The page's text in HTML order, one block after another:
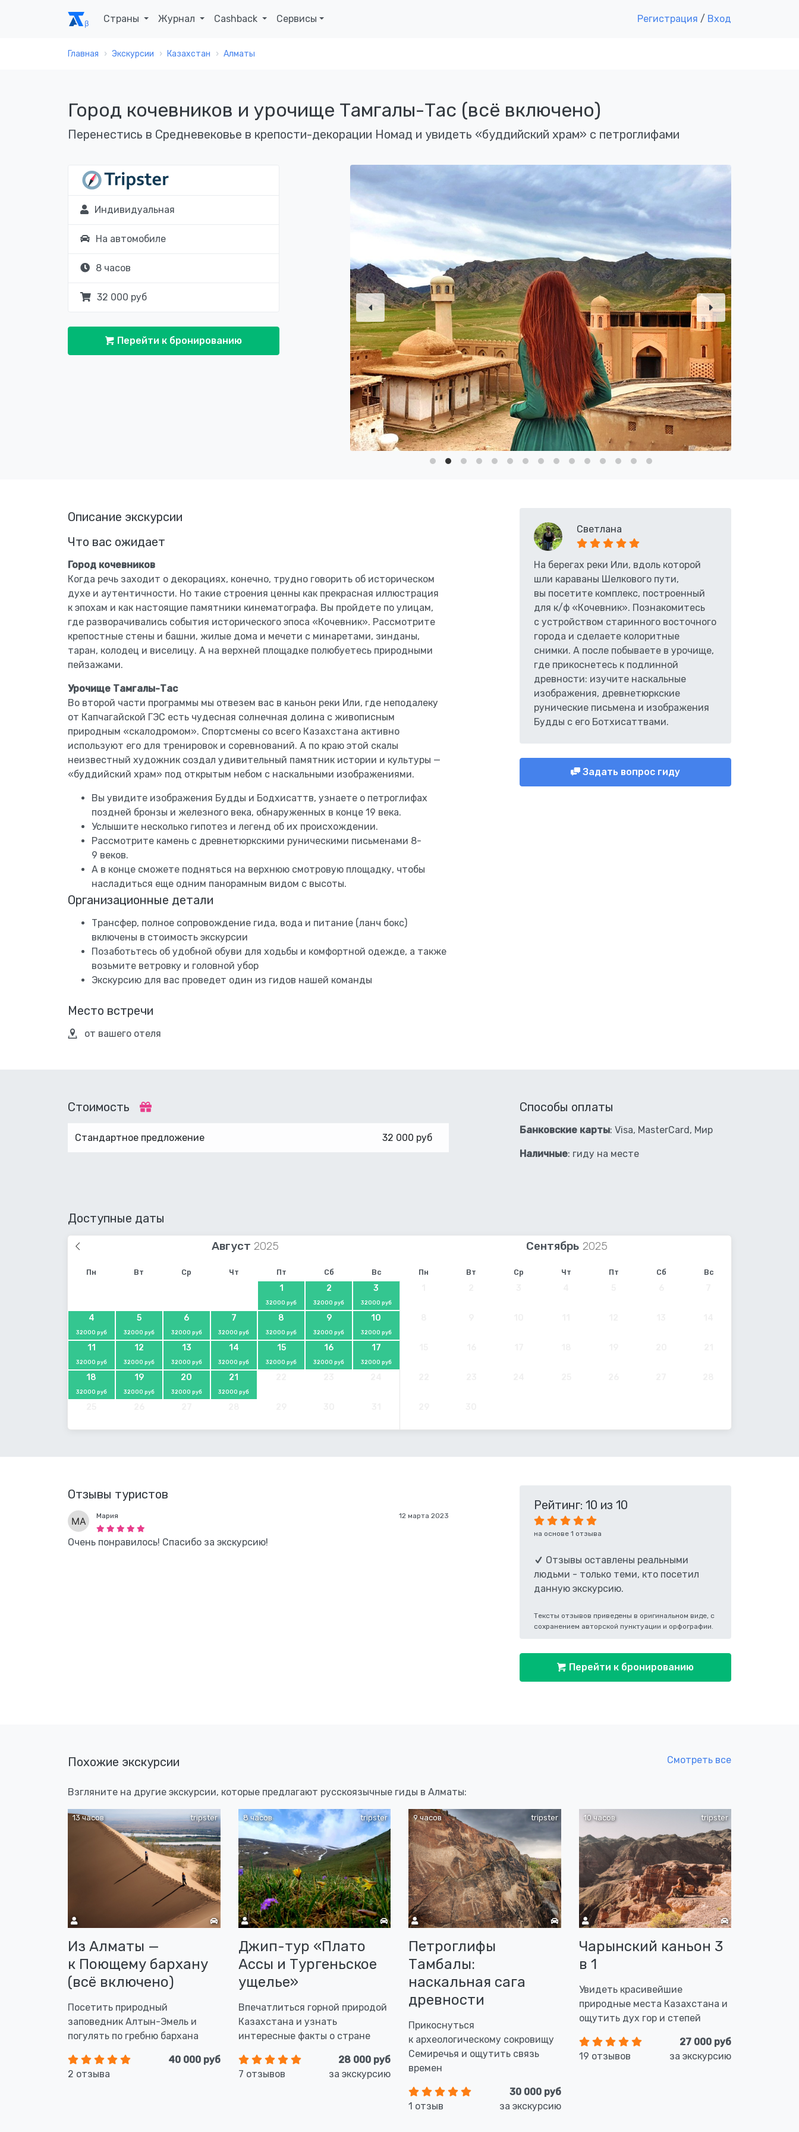
Страны Журнал Cashback Сервисы Регистрация / Вход
Главная Экскурсии Казахстан Алматы
Город кочевников и урочище Тамгалы-Тас (всё включено)
Перенестись в Средневековье в крепости-декорации Номад и увидеть «буддийский храм» с петроглифами
Индивидуальная
На автомобиле
8 часов
32 000 руб
Перейти к бронированию
Описание экскурсии
Что вас ожидает
Город кочевников
Когда речь заходит о декорациях, конечно, трудно говорить об историческом
духе и аутентичности. Но такие строения ценны как прекрасная иллюстрация
к эпохам и как настоящие памятники кинематографа. Вы пройдете по улицам,
где разворачивались события исторического эпоса «Кочевник». Рассмотрите
крепостные стены и башни, жилые дома и мечети с минаретами, зинданы,
таран, колодец и виселицу. А на верхней площадке полюбуетесь природными
пейзажами.
Урочище Тамгалы-Тас
Во второй части программы мы отвезем вас в каньон реки Или, где неподалеку
от Капчагайской ГЭС есть чудесная солнечная долина с живописным
природным «скалодромом». Спортсмены со всего Казахстана активно
используют его для тренировок и соревнований. А по краю этой скалы
неизвестный художник создал удивительный памятник истории и культуры —
«буддийский храм» под открытым небом с наскальными изображениями.
Вы увидите изображения Будды и Бодхисаттв, узнаете о петроглифах
поздней бронзы и железного века, обнаруженных в конце 19 века.
Услышите несколько гипотез и легенд об их происхождении.
Рассмотрите камень с древнетюркскими руническими письменами 8-
9 веков.
А в конце сможете подняться на верхнюю смотровую площадку, чтобы
насладиться еще одним панорамным видом с высоты.
Организационные детали
Трансфер, полное сопровождение гида, вода и питание (ланч бокс)
включены в стоимость экскурсии
Позаботьтесь об удобной обуви для ходьбы и комфортной одежде, а также
возьмите ветровку и головной убор
Экскурсию для вас проведет один из гидов нашей команды
Место встречи
от вашего отеля
Светлана
На берегах реки Или, вдоль которой
шли караваны Шелкового пути,
вы посетите комплекс, построенный
для к/ф «Кочевник». Познакомитесь
с устройством старинного восточного
города и сделаете колоритные
снимки. А после побываете в урочище,
где прикоснетесь к подлинной
древности: изучите наскальные
изображения, древнетюркские
рунические письмена и изображения
Будды с его Ботхисаттвами.
Задать вопрос гиду
Стоимость
Стандартное предложение 32 000 руб
Способы оплаты
Банковские карты: Visa, MasterCard, Мир
Наличные: гиду на месте
Доступные даты
Август Сентябрь
Пн Вт Ср Чт Пт Сб Вс Пн Вт Ср Чт Пт Сб Вс
1
32000 руб
2
32000 руб
3
32000 руб
4
32000 руб
5
32000 руб
6
32000 руб
7
32000 руб
8
32000 руб
9
32000 руб
10
32000 руб
11
32000 руб
12
32000 руб
13
32000 руб
14
32000 руб
15
32000 руб
16
32000 руб
17
32000 руб
18
32000 руб
19
32000 руб
20
32000 руб
21
32000 руб
Отзывы туристов
12 марта 2023
Мария
Очень понравилось! Спасибо за экскурсию!
Рейтинг: 10 из 10
на основе 1 отзыва
Отзывы оставлены реальными
людьми - только теми, кто посетил
данную экскурсию.
Тексты отзывов приведены в оригинальном виде, с
сохранением авторской пунктуации и орфографии.
Перейти к бронированию
Похожие экскурсии Смотреть все
Взгляните на другие экскурсии, которые предлагают русскоязычные гиды в Алматы:
tripster
13 часов
Из Алматы —
к Поющему бархану
(всё включено)
Посетить природный
заповедник Алтын-Эмель и
погулять по гребню бархана
2 отзыва
40 000 руб
tripster
8 часов
Джип-тур «Плато
Ассы и Тургеньское
ущелье»
Впечатлиться горной природой
Казахстана и узнать
интересные факты о стране
7 отзывов
28 000 руб
за экскурсию
tripster
9 часов
Петроглифы
Тамбалы:
наскальная сага
древности
Прикоснуться
к археологическому сокровищу
Семиречья и ощутить связь
времен
1 отзыв
30 000 руб
за экскурсию
tripster
10 часов
Чарынский каньон 3
в 1
Увидеть красивейшие
природные места Казахстана и
ощутить дух гор и степей
19 отзывов
27 000 руб
за экскурсию